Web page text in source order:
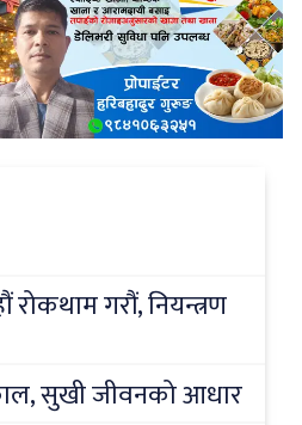
रोकथाम गरौं, नियन्त्रण
सुखी जीवनको आधार